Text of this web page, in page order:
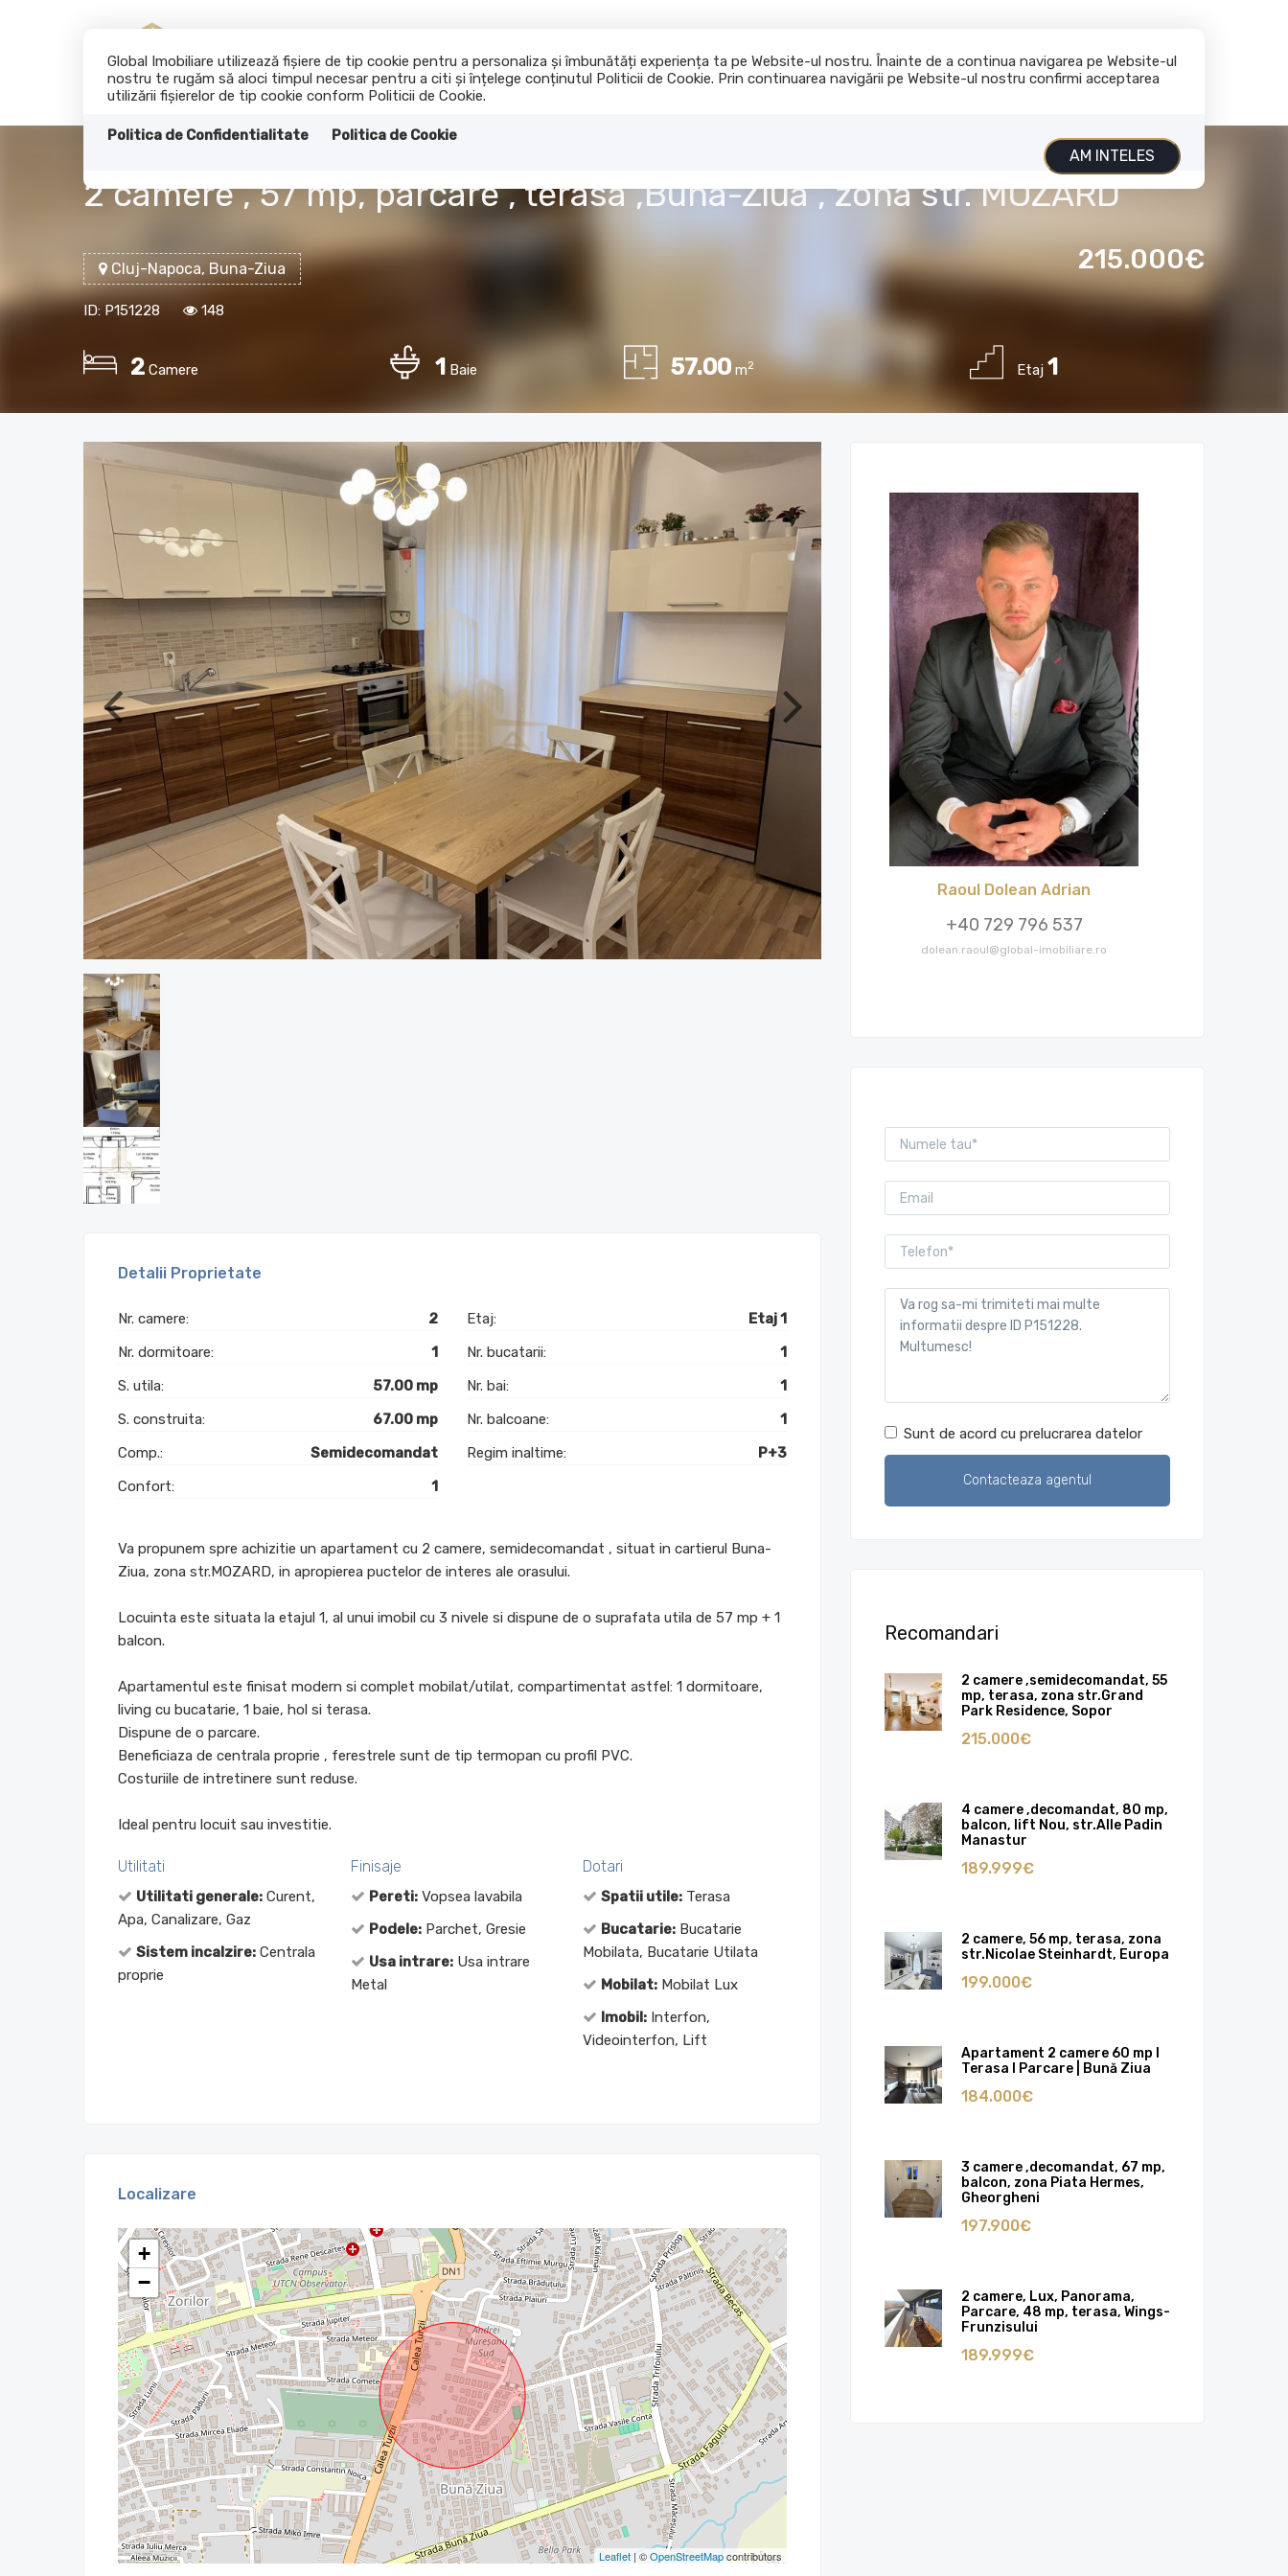
Global Imobiliare utilizează fişiere de tip cookie pentru a personaliza și îmbunătăți experiența ta pe Website-ul nostru. Înainte de a continua navigarea pe Website-ul
nostru te rugăm să aloci timpul necesar pentru a citi și înțelege conținutul Politicii de Cookie. Prin continuarea navigării pe Website-ul nostru confirmi acceptarea
utilizării fişierelor de tip cookie conform Politicii de Cookie.
Politica de Confidentialitate Politica de Cookie
AM INTELES
Acasa Cumpara Inchiriaza Servicii Despre noi Contact
2 camere , 57 mp, parcare , terasa ,Buna-Ziua , zona str. MOZARD
Cluj-Napoca, Buna-Ziua 215.000€
ID: P151228 148
2 Camere 1 Baie 57.00 m2 Etaj 1
Detalii Proprietate
Nr. camere:
2
Nr. dormitoare:
1
S. utila:
57.00 mp
S. construita:
67.00 mp
Comp.:
Semidecomandat
Confort:
1
Etaj:
Etaj 1
Nr. bucatarii:
1
Nr. bai:
1
Nr. balcoane:
1
Regim inaltime:
P+3
Va propunem spre achizitie un apartament cu 2 camere, semidecomandat , situat in cartierul Buna-
Ziua, zona str.MOZARD, in apropierea puctelor de interes ale orasului.
Locuinta este situata la etajul 1, al unui imobil cu 3 nivele si dispune de o suprafata utila de 57 mp + 1
balcon.
Apartamentul este finisat modern si complet mobilat/utilat, compartimentat astfel: 1 dormitoare,
living cu bucatarie, 1 baie, hol si terasa.
Dispune de o parcare.
Beneficiaza de centrala proprie , ferestrele sunt de tip termopan cu profil PVC.
Costuriile de intretinere sunt reduse.
Ideal pentru locuit sau investitie.
Utilitati
Utilitati generale: Curent,
Apa, Canalizare, Gaz
Sistem incalzire: Centrala
proprie
Finisaje
Pereti:Vopsea lavabila
Podele:Parchet, Gresie
Usa intrare:Usa intrare
Metal
Dotari
Spatii utile: Terasa
Bucatarie: Bucatarie
Mobilata, Bucatarie Utilata
Mobilat: Mobilat Lux
Imobil: Interfon,
Videointerfon, Lift
Localizare
+
−
Leaflet | ©OpenStreetMapcontributors
Raoul Dolean Adrian
+40 729 796 537
dolean.raoul@global-imobiliare.ro
Sunt de acord cu prelucrarea datelor
Recomandari
2 camere ,semidecomandat, 55
mp, terasa, zona str.Grand
Park Residence, Sopor
215.000€
4 camere ,decomandat, 80 mp,
balcon, lift Nou, str.Alle Padin
Manastur
189.999€
2 camere, 56 mp, terasa, zona
str.Nicolae Steinhardt, Europa
199.000€
Apartament 2 camere 60 mp I
Terasa I Parcare | Bună Ziua
184.000€
3 camere ,decomandat, 67 mp,
balcon, zona Piata Hermes,
Gheorgheni
197.900€
2 camere, Lux, Panorama,
Parcare, 48 mp, terasa, Wings-
Frunzisului
189.999€